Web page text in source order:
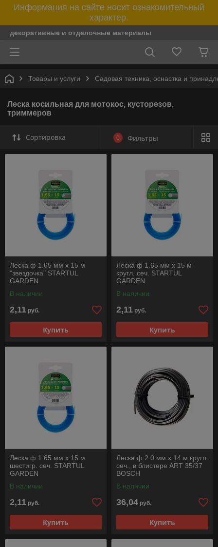
Информация на сайте носит ознакомительный
характер.
декоративные и отделочные материалы
Товары и услуги Садовая техника, оснастка и
Леска косильная для мотокос, кусторезов,
триммеров
Сортировка 0 Фильтры
Леска ф 1.65 мм х 15 м
"звездочка" STARTUL
GARDEN
В наличии
2,11 руб.
Купить
Леска ф 1.65 мм х 15 м
кругл. сеч. STARTUL
GARDEN
В наличии
2,11 руб.
Купить
Леска ф 1.65 мм х 15 м
шестигр. сеч. STARTUL
GARDEN
В наличии
2,11 руб.
Купить
Леска ф 2.0 мм х 14 м кругл.
сеч., в блистере ART 35/37
BOSCH
В наличии
36,04 руб.
Купить